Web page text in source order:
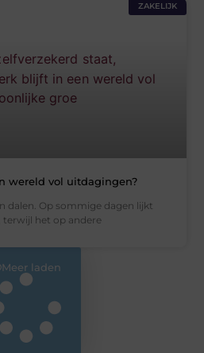
ZAKELIJK
wereld vol uitdagingen?
dalen. Op sommige dagen lijkt
terwijl het op andere
Meer laden